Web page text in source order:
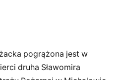
pogrążona jest w
druha Sławomira